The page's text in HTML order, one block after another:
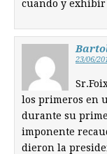
cuando y exhibir
23/06/
los primeros en
durante su
imponente
dieron la